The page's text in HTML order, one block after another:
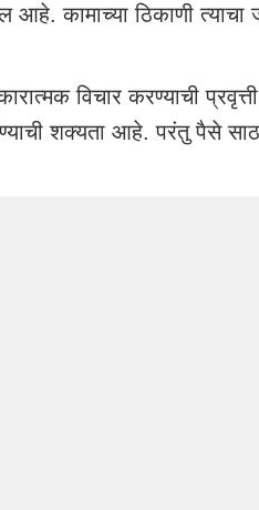
कामाच्या ठिकाणी त्याचा
विचार करण्याची
शक्यता आहे. परंतु पैसे